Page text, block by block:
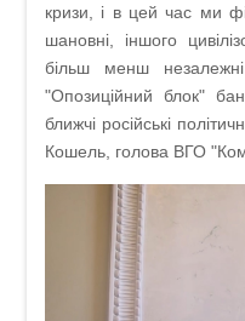
кризи, і в цей час ми
шановні, іншого
більш менш
"Опозиційний блок"
ближчі російські
Кошель, голова ВГО